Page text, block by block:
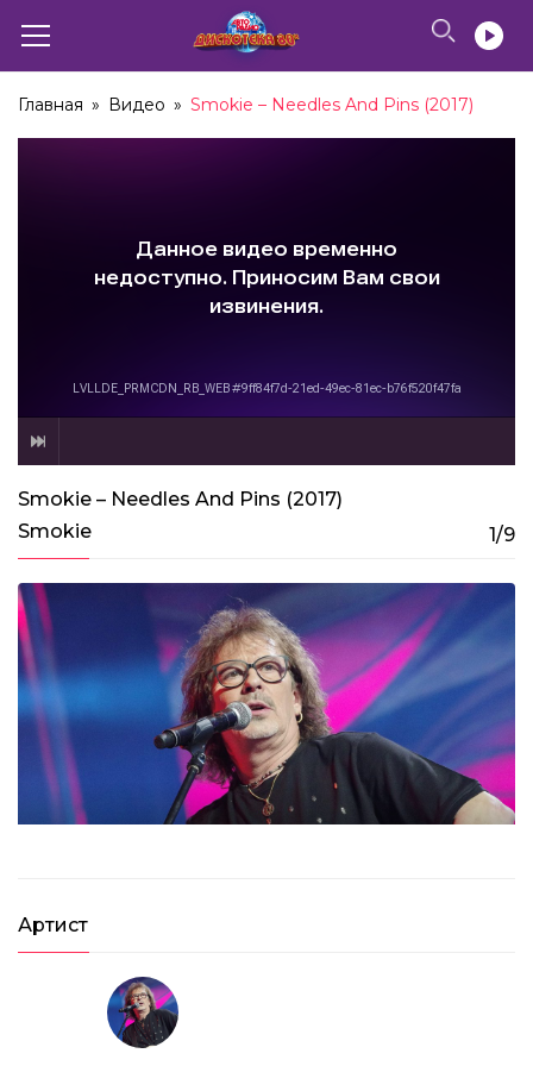
Главная » Видео » Smokie – Needles And Pins (2017)
Smokie – Needles And Pins (2017)
Smokie
1/9
01:16:47
Дискотека 80-х 2017. Лучшие моменты
фестиваля Авторадио
Артист